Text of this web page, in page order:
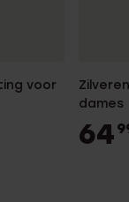
voor
dames
64